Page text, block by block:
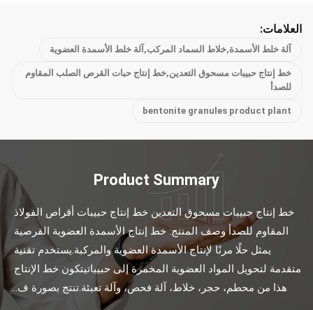
العلامات:
آلة خلط الأسمدة,خلاط السماد المركب,آلة خلط الأسمدة العضوية
خط إنتاج حبيبات مسحوق التعدين,خط إنتاج حبات القرص الصلب المقاوم
للصدأ
bentonite granules product plant
Product Summary
يمثل حلًا مرنًا لإنتاج الأسمدة العضوية والمركبة.يستخدم تقنية
هذا من محطم، حجر، خلاط، آلة فحص، وآلة تعبئة.تنتج بصورة ف...